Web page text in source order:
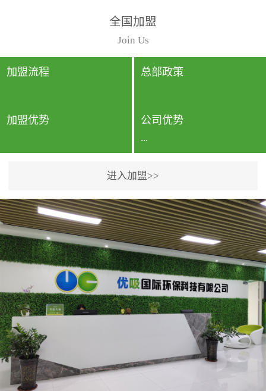
动，人类长时间停留的室
内空间都有整体消毒的需
要。因为空间内人流携带
的、空气...
行国家规定的标准检测方
法，空气采样量准确，检
测结果可靠，远胜于其他
检测...
全国加盟
Join Us
加盟流程 总部政策
加盟优势 公司优势
...
专利保护优势、双甲资质
企业（“室内环境净化治理
甲级施工资质”“室内环境
污染治理资质等级证
书”）、拥有多名高级《环
境工程高级工程师》室内
空气治理资格认证的治理
人员、掌握室内空气净化
治理实用技术和五项专利
技术、八项计算机软件著
作权登记证书等。研发实
进入加盟>>